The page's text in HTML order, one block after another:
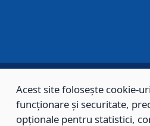
Copyright © 2002 - 2026 - PRIMĂRIA
rezervate.
Acest site folosește cookie-
funcționare și securitate,
opționale pentru statistici,